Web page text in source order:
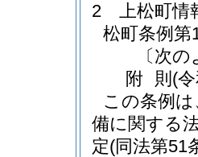
2
上松町情
松町条例第
〔次
附 則 (
この条例
備に関する
定(同法第51